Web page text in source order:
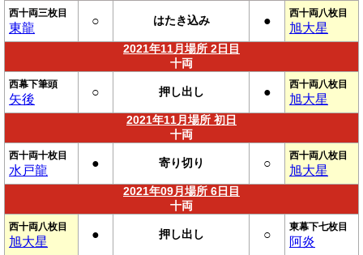
西十両三枚目
東龍
○ はたき込み ●
西十両八枚目
旭大星
2021年11月場所 2日目
十両
西幕下筆頭
矢後
○ 押し出し ●
西十両八枚目
旭大星
2021年11月場所 初日
十両
西十両十枚目
水戸龍
● 寄り切り ○
西十両八枚目
旭大星
2021年09月場所 6日目
十両
西十両八枚目
旭大星
● 押し出し ○
東幕下七枚目
阿炎